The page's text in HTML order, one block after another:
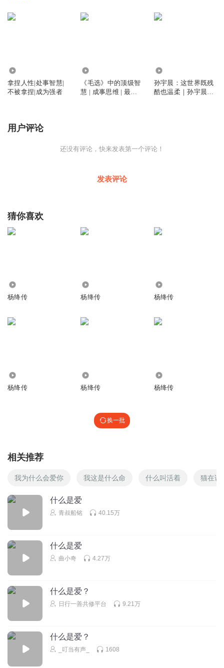
拿捏人性|处事智慧|
不被拿捏|成为强者
《毛选》中的顶级智
慧 | 成事思维 | 最接
孙宇晨：这世界既残
酷也温柔｜孙宇晨自
用户评论
还没有评论，快来发表第一个评论！
发表评论
猜你喜欢
杨绛传 杨绛传 杨绛传
杨绛传 杨绛传 杨绛传
换一批
相关推荐
我为什么会爱你 我这是什么命 什么叫活着 猫在说
什么是爱
青叔船铭 40.15万
什么是爱
曲小奇 4.27万
什么是爱？
日行一善共修平台 9.21万
什么是爱？
_叮当有声_ 1608